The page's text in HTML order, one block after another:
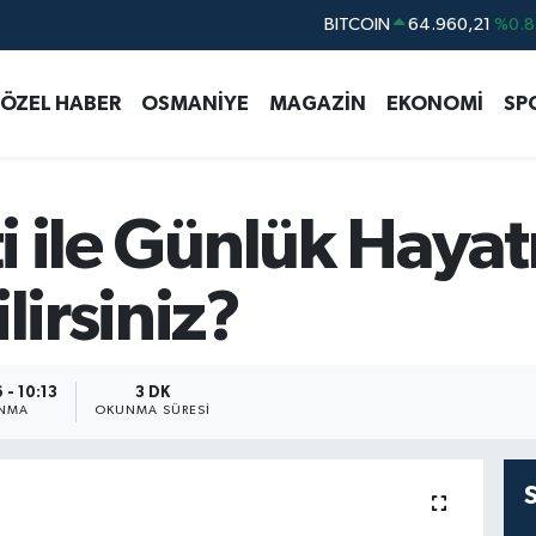
BITCOIN 64.960,21
EURO 55,2510
BİST100 13.773 %-19
ÖZEL HABER OSMANİYE MAGAZİN EKONOMİ
ile Günlük
10:13 3 DK
OKUNMA SÜRESI